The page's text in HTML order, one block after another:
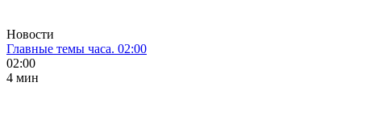
Новости
Главные темы часа. 02:00
02:00
4 мин